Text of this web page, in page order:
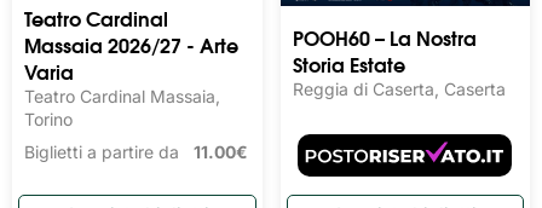
Teatro Cardinal
Massaia 2026/27 - Arte
Varia
Teatro Cardinal Massaia,
Torino
Biglietti a partire da 11.00€
POOH60 – La Nostra
Storia Estate
Reggia di Caserta, Caserta